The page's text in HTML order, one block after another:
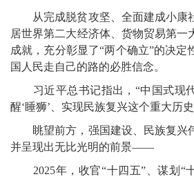
从完成脱贫攻坚、全面建成小康
居世界第二大经济体、货物贸易第
成就，充分彰显了“两个确立”的决定
国人民走自己的路的必胜信念。
习近平总书记指出，“中国式现
醒‘睡狮’、实现民族复兴这个重大历
眺望前方，强国建设、民族复兴
并呈现出无比光明的前景——
2025年，收官“十四五”、谋划“